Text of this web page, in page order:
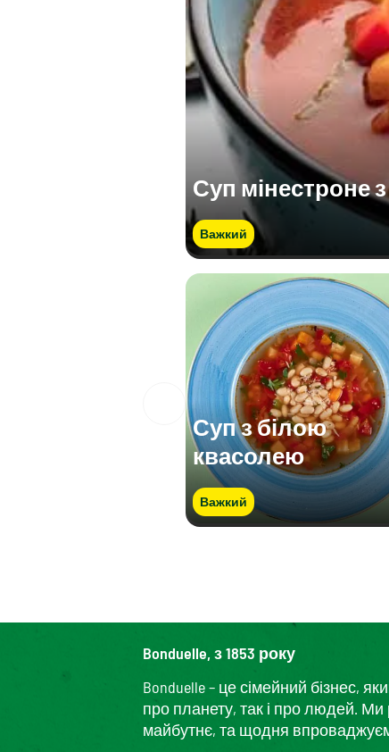
Суп мінестроне
Важкий
Суп з білою
квасолею
Важкий
Bonduelle, з 1853 року
Bonduelle – це сімейний бізнес,
про планету, так і про людей.
майбутнє, та щодня